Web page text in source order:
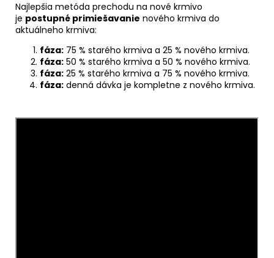
Najlepšia metóda prechodu na nové krmivo
je postupné primiešavanie nového krmiva do
aktuálneho krmiva:
fáza: 75 % starého krmiva a 25 % nového krmiva.
fáza: 50 % starého krmiva a 50 % nového krmiva.
fáza: 25 % starého krmiva a 75 % nového krmiva.
fáza: denná dávka je kompletne z nového krmiva.